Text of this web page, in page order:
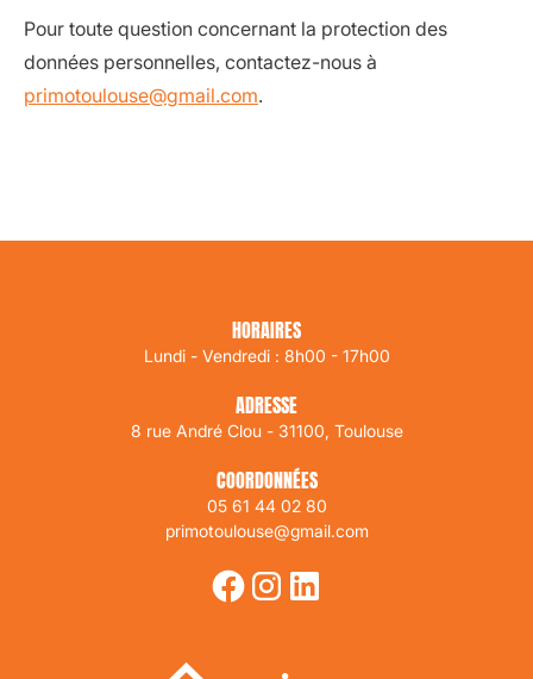
Pour toute question concernant la protection des
données personnelles, contactez-nous à
primotoulouse@gmail.com.
HORAIRES
Lundi - Vendredi : 8h00 - 17h00
ADRESSE
8 rue André Clou - 31100, Toulouse
COORDONNÉES
05 61 44 02 80
primotoulouse@gmail.com